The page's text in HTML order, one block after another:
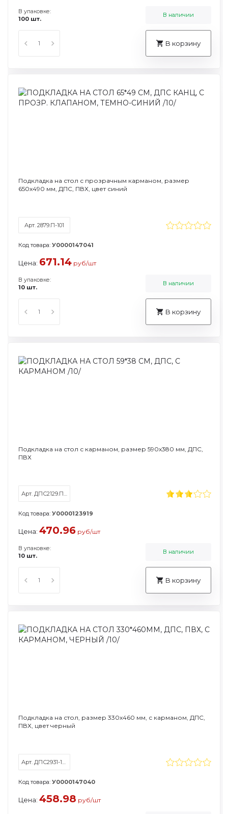
В упаковке:
100 шт.
В наличии
В корзину
Подкладка на стол с прозрачным карманом, размер
650х490 мм, ДПС, ПВХ, цвет синий
Арт. 2879.П-101
Код товара: У0000147041
Цена: 671.14 руб/шт
В упаковке:
10 шт.
В наличии
В корзину
Подкладка на стол с карманом, размер 590х380 мм, ДПС,
ПВХ
Арт. ДПС2129.П/230927
Код товара: У0000123919
Цена: 470.96 руб/шт
В упаковке:
10 шт.
В наличии
В корзину
Подкладка на стол, размер 330х460 мм, с карманом, ДПС,
ПВХ, цвет черный
Арт. ДПС2931-107
Код товара: У0000147040
Цена: 458.98 руб/шт